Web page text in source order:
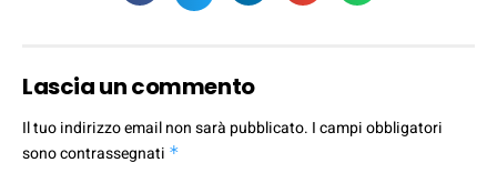
Lascia un commento
Il tuo indirizzo email non sarà pubblicato. I campi obbligatori
sono contrassegnati *